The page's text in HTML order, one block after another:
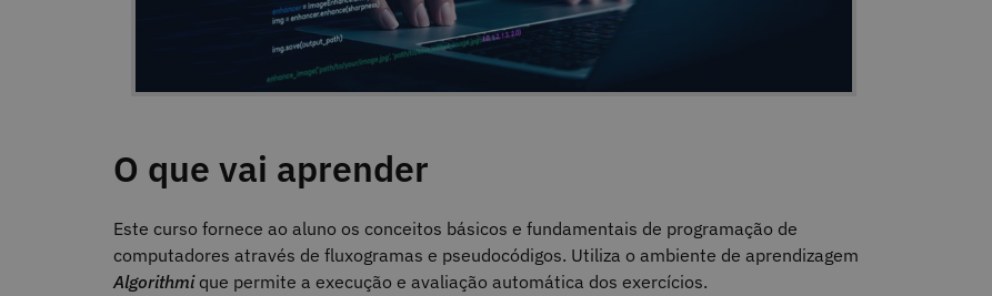
O que vai aprender
Este curso fornece ao aluno os conceitos básicos e fundamentais de programação de
computadores através de fluxogramas e pseudocódigos. Utiliza o ambiente de aprendizagem
Algorithmique permite a execução e avaliação automática dos exercícios.